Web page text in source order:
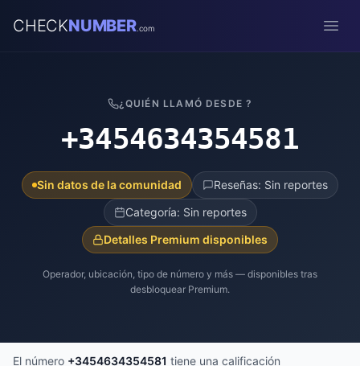
CHECKNUMBER.com
¿QUIÉN LLAMÓ DESDE ?
+3454634354581
Sin datos de la comunidad
Reseñas: Sin reportes
Categoría: Sin reportes
Detalles Premium disponibles
Operador, ubicación, tipo de número y más — disponibles tras
desbloquear Premium.
El número +3454634354581 tiene una calificación